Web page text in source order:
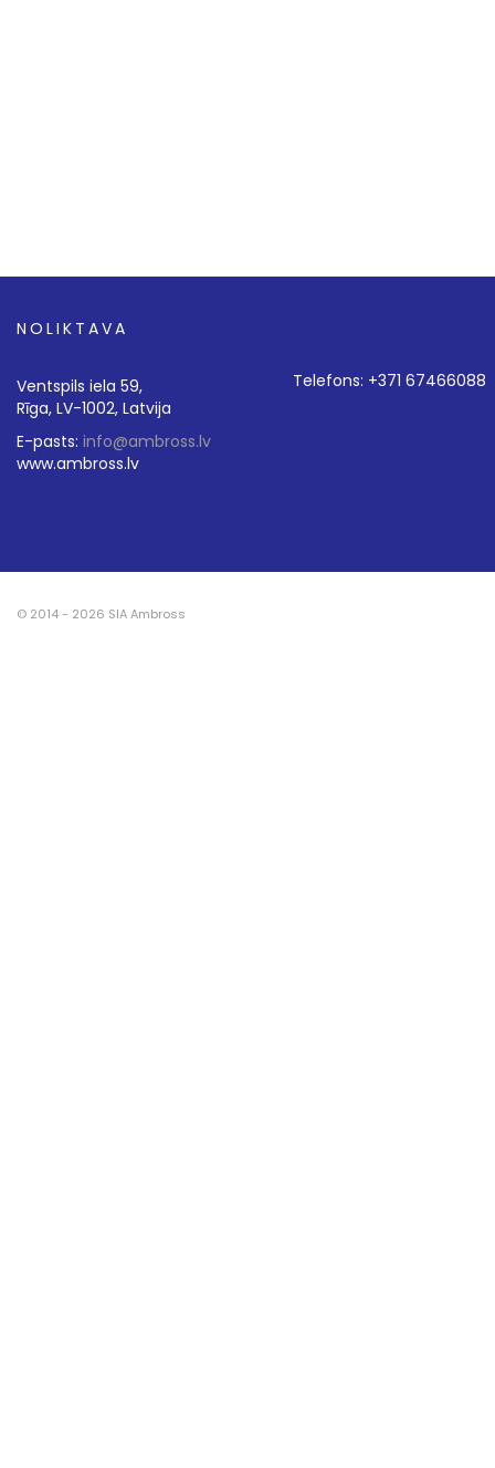
NOLIKTAVA
Ventspils iela 59,
Rīga, LV-1002, Latvija
E-pasts: info@ambross.lv
www.ambross.lv
Telefons: +371 67466088
© 2014 - 2026 SIA Ambross